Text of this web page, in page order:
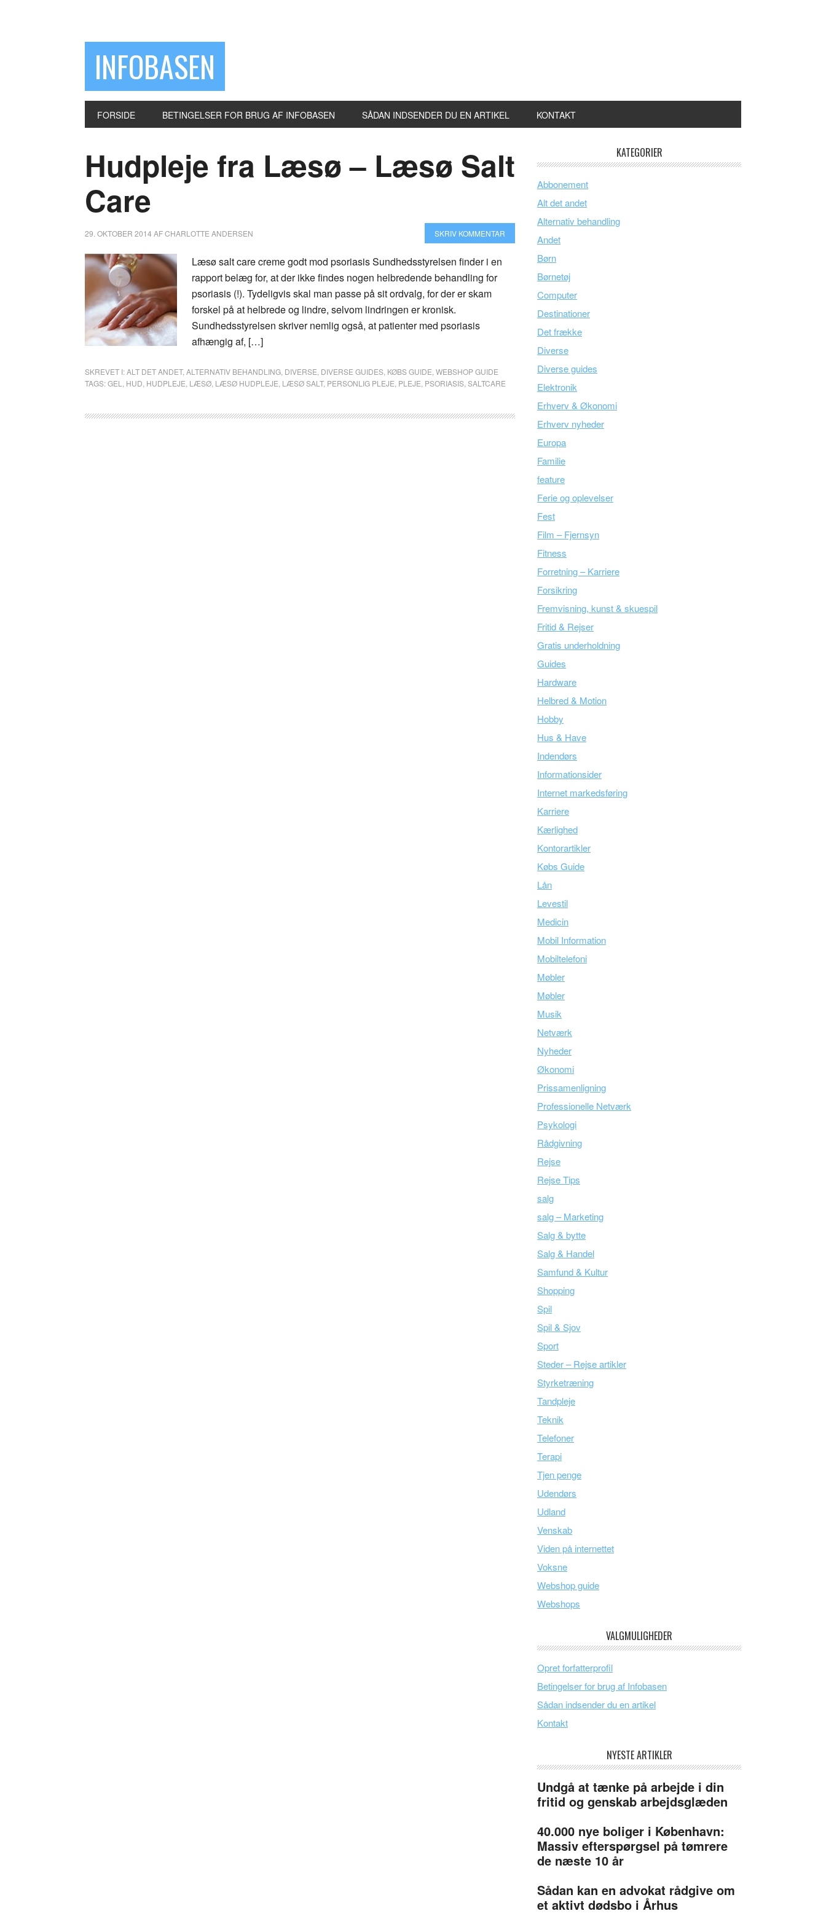
INFOBASEN
FORSIDE BETINGELSER FOR BRUG AF INFOBASEN SÅDAN INDSENDER DU EN ARTIKEL KONTAKT
Hudpleje fra Læsø – Læsø Salt
Care
29. OKTOBER 2014 AFCHARLOTTE ANDERSEN SKRIV KOMMENTAR
Læsø salt care creme godt mod psoriasis Sundhedsstyrelsen finder i en
rapport belæg for, at der ikke findes nogen helbredende behandling for
psoriasis (!). Tydeligvis skal man passe på sit ordvalg, for der er skam
forskel på at helbrede og lindre, selvom lindringen er kronisk.
Sundhedsstyrelsen skriver nemlig også, at patienter med psoriasis
afhængig af, […]
SKREVET I:ALT DET ANDET, ALTERNATIV BEHANDLING DIVERSE DIVERSE GUIDES KØBS GUIDE WEBSHOP GUIDE
TAGS:GEL HUD HUDPLEJE LÆSØ LÆSØ HUDPLEJE LÆSØ SALT, PERSONLIG PLEJE PLEJE PSORIASIS SALTCARE
KATEGORIER
Abbonement
Alt det andet
Alternativ behandling
Andet
Børn
Børnetøj
Computer
Destinationer
Det frække
Diverse
Diverse guides
Elektronik
Erhverv & Økonomi
Erhverv nyheder
Europa
Familie
feature
Ferie og oplevelser
Fest
Film – Fjernsyn
Fitness
Forretning – Karriere
Forsikring
Fremvisning, kunst & skuespil
Fritid & Rejser
Gratis underholdning
Guides
Hardware
Helbred & Motion
Hobby
Hus & Have
Indendørs
Informationsider
Internet markedsføring
Karriere
Kærlighed
Kontorartikler
Købs Guide
Lån
Levestil
Medicin
Mobil Information
Mobiltelefoni
Møbler
Møbler
Musik
Netværk
Nyheder
Økonomi
Prissamenligning
Professionelle Netværk
Psykologi
Rådgivning
Rejse
Rejse Tips
salg
salg – Marketing
Salg & bytte
Salg & Handel
Samfund & Kultur
Shopping
Spil
Spil & Sjov
Sport
Steder – Rejse artikler
Styrketræning
Tandpleje
Teknik
Telefoner
Terapi
Tjen penge
Udendørs
Udland
Venskab
Viden på internettet
Voksne
Webshop guide
Webshops
VALGMULIGHEDER
Opret forfatterprofil
Betingelser for brug af Infobasen
Sådan indsender du en artikel
Kontakt
NYESTE ARTIKLER
Undgå at tænke på arbejde i din
fritid og genskab arbejdsglæden
40.000 nye boliger i København:
Massiv efterspørgsel på tømrere
de næste 10 år
Sådan kan en advokat rådgive om
et aktivt dødsbo i Århus